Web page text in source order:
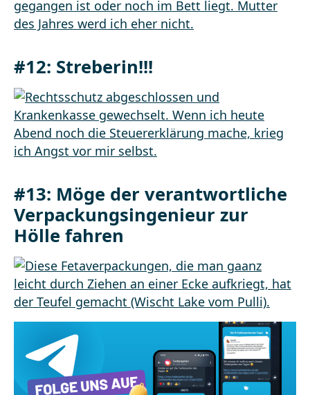
#12: Streberin!!!
#13: Möge der verantwortliche
Verpackungsingenieur zur
Hölle fahren